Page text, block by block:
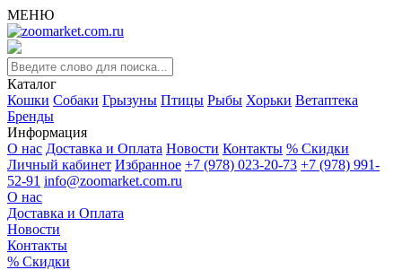
МЕНЮ
Каталог
Кошки Собаки Грызуны Птицы Рыбы Хорьки Ветаптека
Бренды
Информация
О нас Доставка и Оплата Новости Контакты % Скидки
Личный кабинет Избранное +7 (978) 023-20-73 +7 (978) 991-
52-91 info@zoomarket.com.ru
О нас
Доставка и Оплата
Новости
Контакты
% Скидки